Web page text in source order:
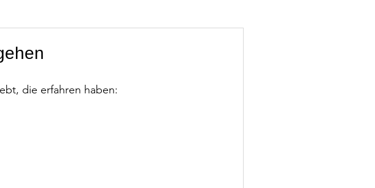
die erfahren haben: